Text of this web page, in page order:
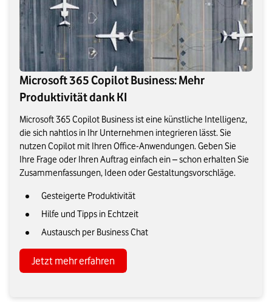
Microsoft 365 Copilot Business: Mehr
Produktivität dank KI
Microsoft 365 Copilot Business ist eine künstliche Intelligenz,
die sich nahtlos in Ihr Unternehmen integrieren lässt. Sie
nutzen Copilot mit Ihren Office-Anwendungen. Geben Sie
Ihre Frage oder Ihren Auftrag einfach ein – schon erhalten Sie
Zusammenfassungen, Ideen oder Gestaltungsvorschläge.
Gesteigerte Produktivität
Hilfe und Tipps in Echtzeit
Austausch per Business Chat
Jetzt mehr erfahren